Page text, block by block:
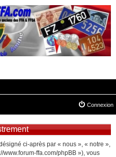
Connexion
ci-après par « nous », « notre »,
www.forum-ffa.com/phpBB »), vous